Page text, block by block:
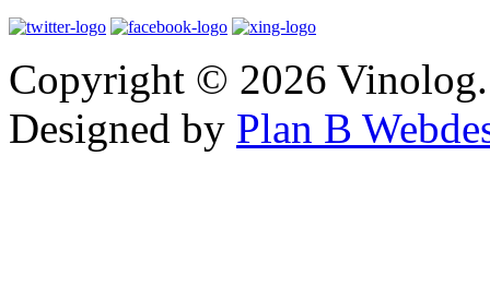
Copyright © 2026
Designed by Plan B